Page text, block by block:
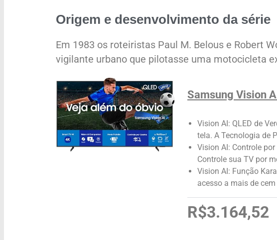
Origem e desenvolvimento da série
Em 1983 os roteiristas Paul M. Belous e Robert
vigilante urbano que pilotasse uma motocicleta
Samsung Vision
Vision AI: QLED de
tela. A Tecnologia de
Vision AI: Controle
Controle sua TV por
Vision AI: Função
acesso a mais de
R$3.164,52